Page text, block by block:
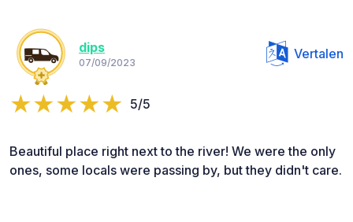
dips
07/09/2023
Vertalen
5/5
Beautiful place right next to the river! We were the only
ones, some locals were passing by, but they didn't care.